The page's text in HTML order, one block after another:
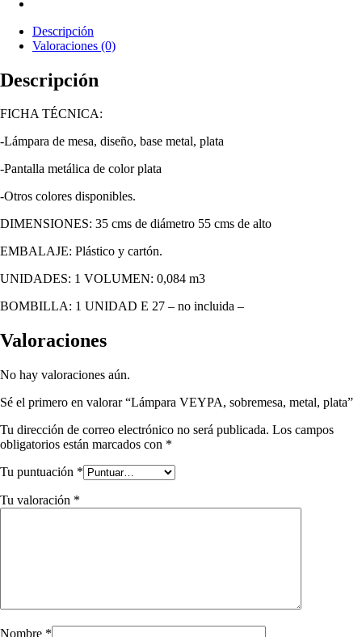
Descripción
Valoraciones (0)
Descripción
FICHA TÉCNICA:
-Lámpara de mesa, diseño, base metal, plata
-Pantalla metálica de color plata
-Otros colores disponibles.
DIMENSIONES: 35 cms de diámetro 55 cms de alto
EMBALAJE: Plástico y cartón.
UNIDADES: 1 VOLUMEN: 0,084 m3
BOMBILLA: 1 UNIDAD E 27 – no incluida –
Valoraciones
No hay valoraciones aún.
Sé el primero en valorar “Lámpara VEYPA, sobremesa, metal, plata”
Tu dirección de correo electrónico no será publicada. Los campos
obligatorios están marcados con *
Tu puntuación *
Tu valoración *
Nombre *